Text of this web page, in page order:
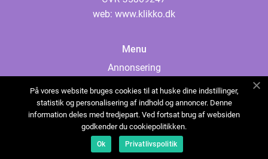
web: www.klikko.dk
Menu
Annonsering
Cookies
Kontakta oss
Sitemap
På vores website bruges cookies til at huske dine indstillinger,
statistik og personalisering af indhold og annoncer. Denne
information deles med tredjepart. Ved fortsat brug af websiden
godkender du cookiepolitikken.
Ok Privatlivspolitik